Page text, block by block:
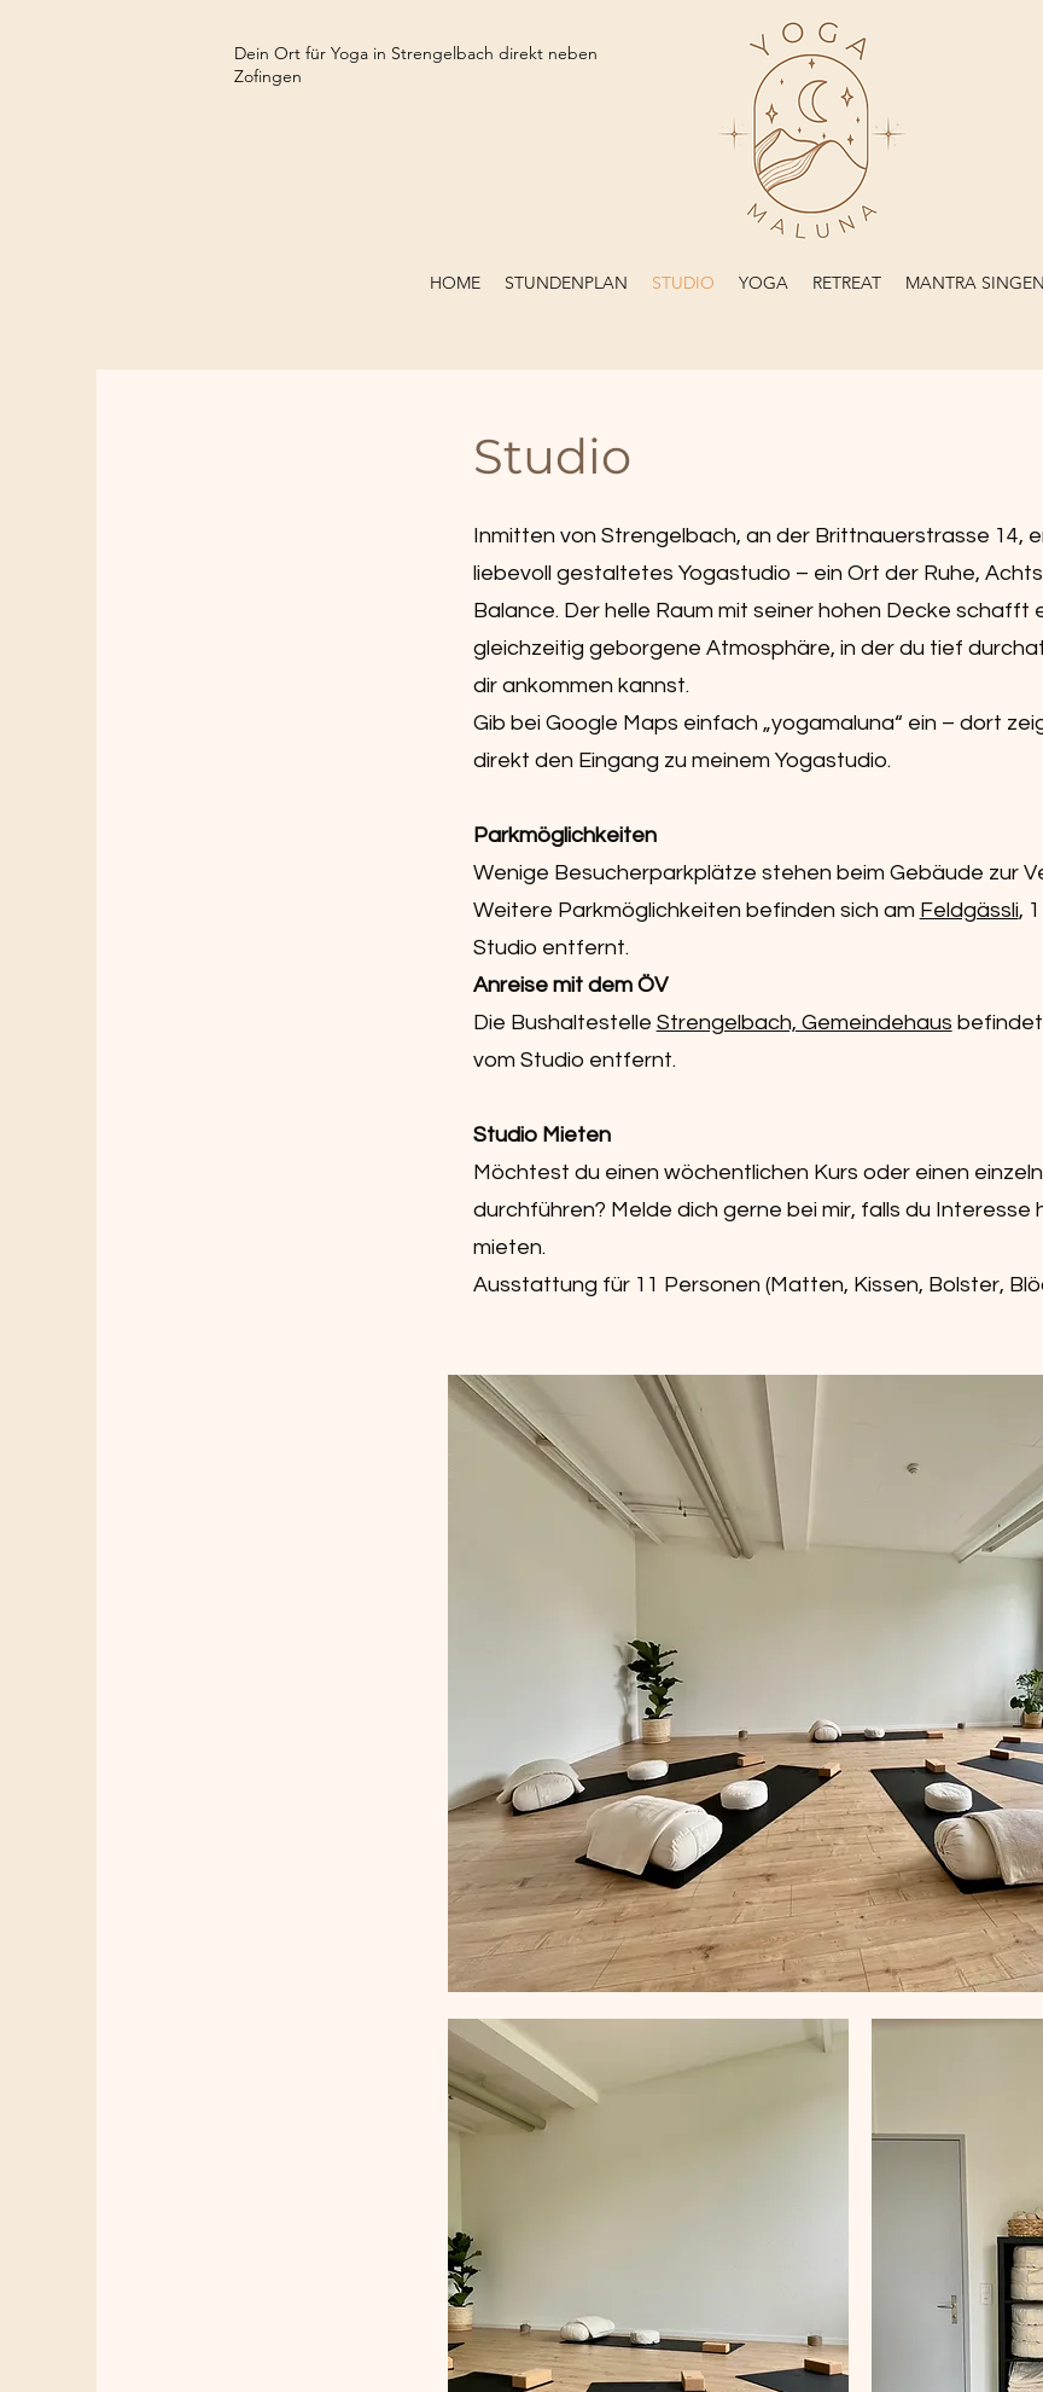
Dein Ort für Yoga in Strengelbach direkt neben
Zofingen
HOME STUNDENPLAN STUDIO YOGA RETREAT MANTRA SINGEN
Studio
Inmitten von Strengelbach, an der Brittnauerstrasse 14,
liebevoll gestaltetes Yogastudio – ein Ort der Ruhe,
Balance. Der helle Raum mit seiner hohen Decke schafft
gleichzeitig geborgene Atmosphäre, in der du tief
dir ankommen kannst.
Gib bei Google Maps einfach „yogamaluna“ ein – dort
direkt den Eingang zu meinem Yogastudio.
Parkmöglichkeiten
Wenige Besucherparkplätze stehen beim Gebäude zur
Weitere Parkmöglichkeiten befinden sich am Feldgässli,
Studio entfernt.
Anreise mit dem ÖV
Die Bushaltestelle Strengelbach, Gemeindehaus befindet
vom Studio entfernt.
Studio Mieten​
Möchtest du einen wöchentlichen Kurs oder einen
durchführen? Melde dich gerne bei mir, falls du Interesse
mieten.
Ausstattung für 11 Personen (Matten, Kissen, Bolster,